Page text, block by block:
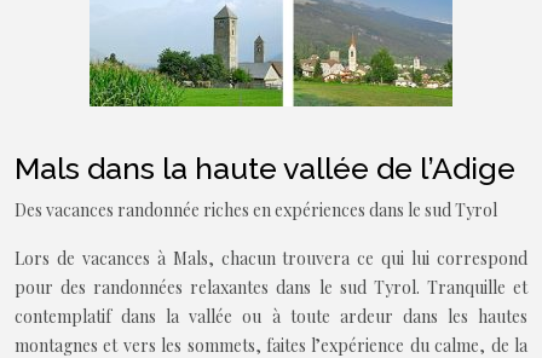
Mals dans la haute vallée de l’Adige
Des vacances randonnée riches en expériences dans le sud Tyrol
Lors de vacances à Mals, chacun trouvera ce qui lui correspond
pour des randonnées relaxantes dans le sud Tyrol. Tranquille et
contemplatif dans la vallée ou à toute ardeur dans les hautes
montagnes et vers les sommets, faites l’expérience du calme, de la